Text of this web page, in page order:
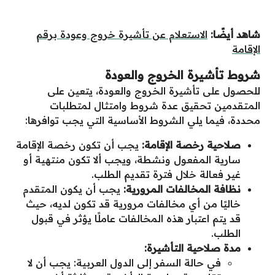
شاهد أيضًا: الاستعلام عن تأشيرة خروج وعودة برقم
الإقامة
شروط تأشيرة الخروج والعودة
للحصول على تأشيرة الخروج والعودة، يتعين على
المتقدمين تحقيق عدة شروط وامتثال لمتطلبات
محددة، فيما يلي الشروط الأساسية التي يجب توافرها:
صلاحية رخصة الإقامة: يجب أن تكون رخصة الإقامة
سارية المفعول ونشطة، ويجب ألا تكون منتهية أو
غير فعالة خلال فترة تقديم الطلب.
نظافة المخالفات المرورية: يجب أن يكون المتقدم
خاليًا من أي مخالفات مرورية قد تكون لديه، حيث
قد يتم اعتبار هذه المخالفات عاملًا يؤثر في قبول
الطلب.
مدة صلاحية التأشيرة:
في حالة السفر إلى الدول العربية: يجب أن لا